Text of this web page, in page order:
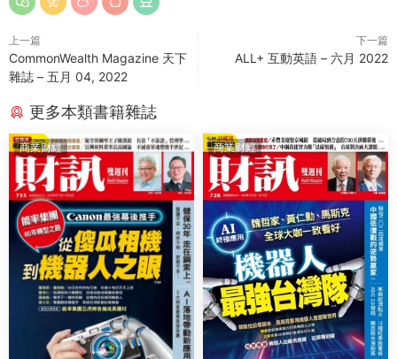
上一篇
CommonWealth Magazine 天下
雜誌 – 五月 04, 2022
下一篇
ALL+ 互動英語 – 六月 2022
更多本類書籍雜誌
商業财經 商業财經